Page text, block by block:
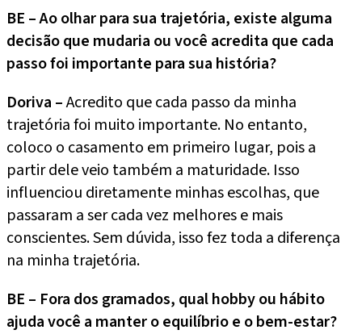
BE – Ao olhar para sua trajetória, existe alguma
decisão que mudaria ou você acredita que cada
passo foi importante para sua história?
Doriva –Acredito que cada passo da minha
trajetória foi muito importante. No entanto,
coloco o casamento em primeiro lugar, pois a
partir dele veio também a maturidade. Isso
influenciou diretamente minhas escolhas, que
passaram a ser cada vez melhores e mais
conscientes. Sem dúvida, isso fez toda a diferença
na minha trajetória.
BE – Fora dos gramados, qual hobby ou hábito
ajuda você a manter o equilíbrio e o bem-estar?